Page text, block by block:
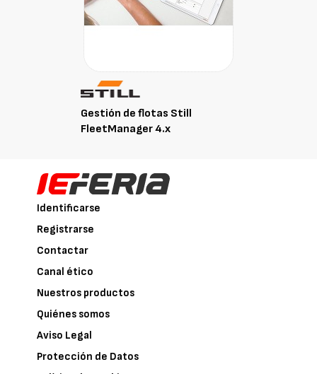
Gestión de flotas Still
FleetManager 4.x
Identificarse
Registrarse
Contactar
Canal ético
Nuestros productos
Quiénes somos
Aviso Legal
Protección de Datos